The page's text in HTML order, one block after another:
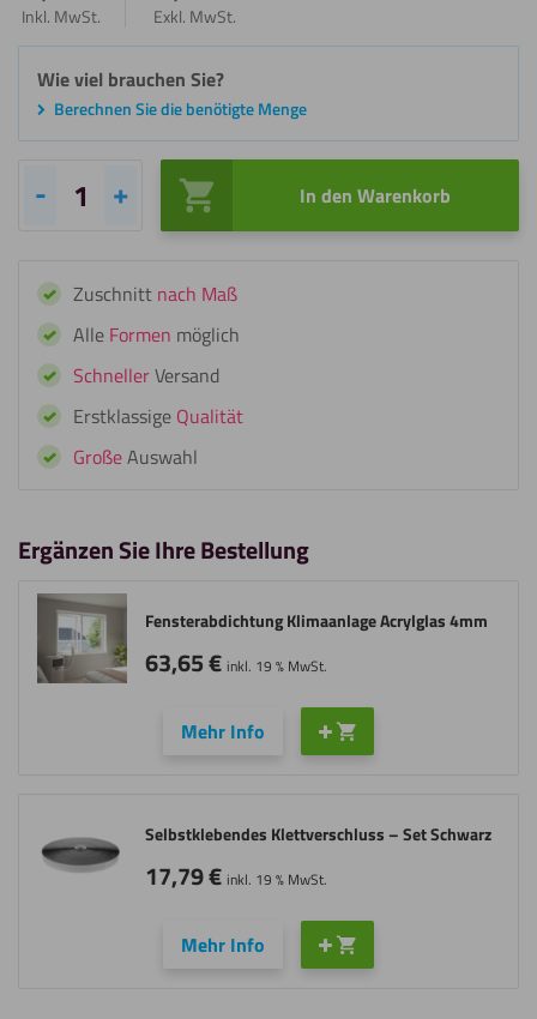
Inkl. MwSt. Exkl. MwSt.
Wie viel brauchen Sie?
Berechnen Sie die benötigte Menge
Selbstklebendes
Klettverschluss
Set
Weiß
In den Warenkorb
Zuschnitt nach Maß
Alle Formen möglich
SchnellerVersand
Erstklassige Qualität
GroßeAuswahl
Ergänzen Sie Ihre Bestellung
Mehr Info
Fensterabdichtung Klimaanlage Acrylglas 4mm
63,65€ inkl. 19 % MwSt.
Mehr Info
Selbstklebendes Klettverschluss – Set Schwarz
17,79€ inkl. 19 % MwSt.